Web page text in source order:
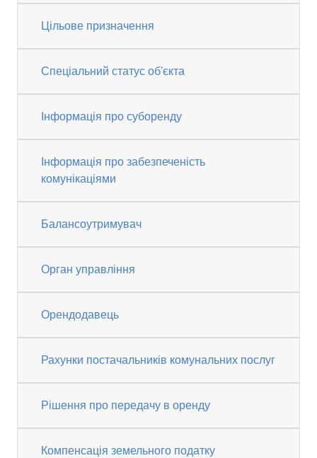
Цільове призначення
Спеціальний статус об'єкта
Інформація про суборенду
Інформація про забезпеченість
комунікаціями
Балансоутримувач
Орган управління
Орендодавець
Рахунки постачальників комунальних послуг
Рішення про передачу в оренду
Компенсація земельного податку